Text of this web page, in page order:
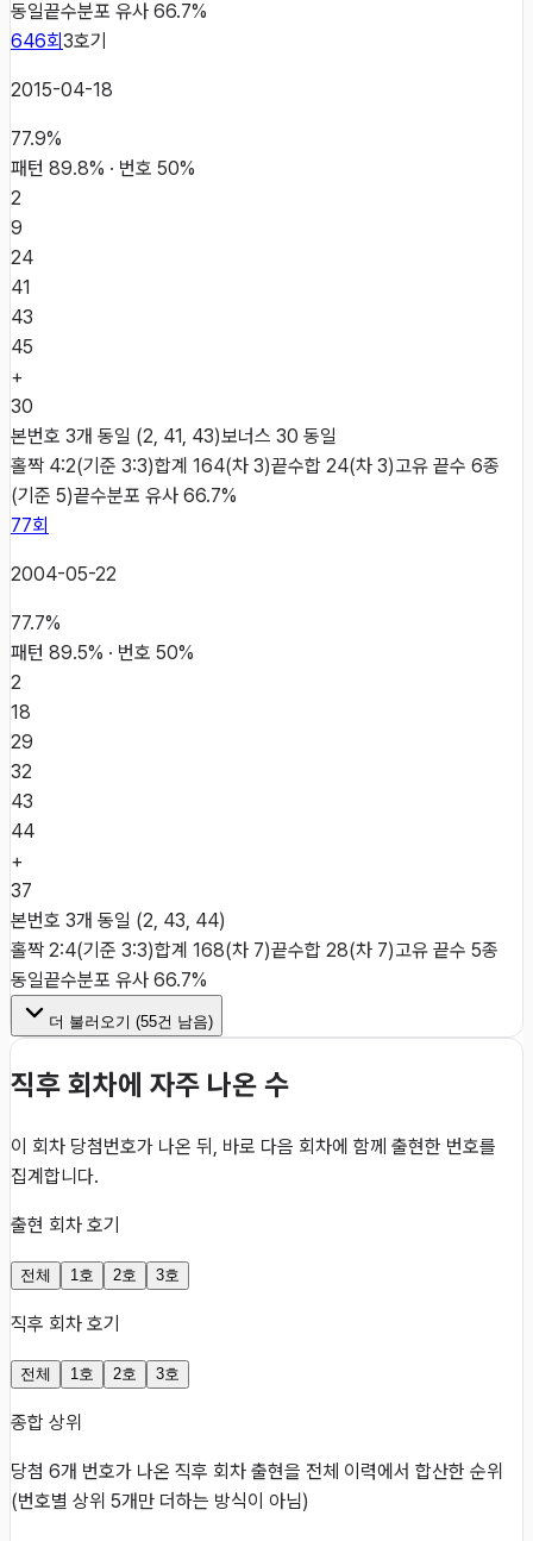
동일끝수분포 유사 66.7%
646회3호기
2015-04-18
77.9%
패턴 89.8% · 번호 50%
2
9
24
41
43
45
+
30
본번호 3개 동일 (2, 41, 43)보너스 30 동일
홀짝 4:2(기준 3:3)합계 164(차 3)끝수합 24(차 3)고유 끝수 6종
(기준 5)끝수분포 유사 66.7%
77회
2004-05-22
77.7%
패턴 89.5% · 번호 50%
2
18
29
32
43
44
+
37
본번호 3개 동일 (2, 43, 44)
홀짝 2:4(기준 3:3)합계 168(차 7)끝수합 28(차 7)고유 끝수 5종
동일끝수분포 유사 66.7%
더 불러오기 (55건 남음)
직후 회차에 자주 나온 수
이 회차 당첨번호가 나온 뒤, 바로 다음 회차에 함께 출현한 번호를
집계합니다.
출현 회차 호기
전체 1호 2호 3호
직후 회차 호기
전체 1호 2호 3호
종합 상위
당첨 6개 번호가 나온 직후 회차 출현을 전체 이력에서 합산한 순위
(번호별 상위 5개만 더하는 방식이 아님)